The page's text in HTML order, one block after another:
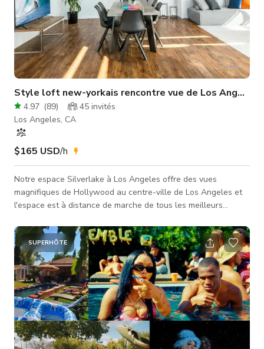
Style loft new-yorkais rencontre vue de Los Angeles
4.97 (89) 45 invités
Los Angeles, CA
$165 USD/h
Notre espace Silverlake à Los Angeles offre des vues
magnifiques de Hollywood au centre-ville de Los Angeles et
l'espace est à distance de marche de tous les meilleurs
maisons de Sunset Junction, juste à côté de Sunset Blvd, à 10
minutes de Hollywood Blvd et à 10 minutes du centre-ville.
SUPERHÔTE